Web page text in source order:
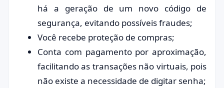
há a geração de um novo código de
segurança, evitando possíveis fraudes;
Você recebe proteção de compras;
Conta com pagamento por aproximação,
facilitando as transações não virtuais, pois
não existe a necessidade de digitar senha;